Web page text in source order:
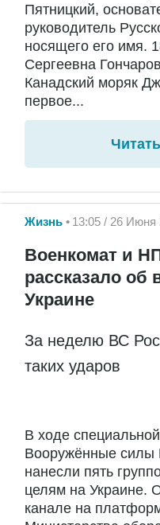
Пятницкий,
руководитель
носящего его имя.
Сергеевна
Канадский моряк
первое...
Жизнь 13:05 / 26 Июня
Военкомат и
рассказало об
Украине
За неделю ВС
таких ударов
В ходе
Вооружённые силы
нанесли пять
целям на Украине.
канале на